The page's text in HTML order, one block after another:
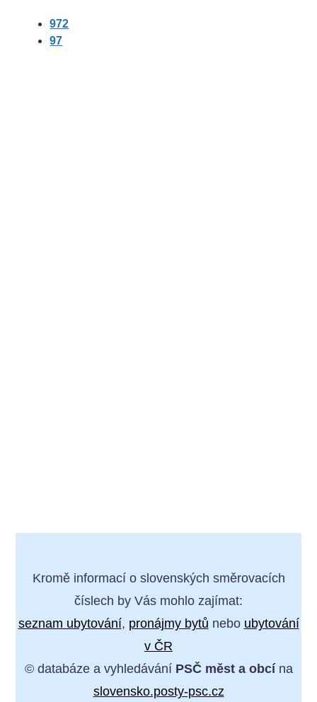
972
97
Kromě informací o slovenských směrovacích
číslech by Vás mohlo zajímat:
seznam ubytování, pronájmy bytů nebo ubytování
v ČR
© databáze a vyhledávání PSČ měst a obcína
slovensko.posty-psc.cz